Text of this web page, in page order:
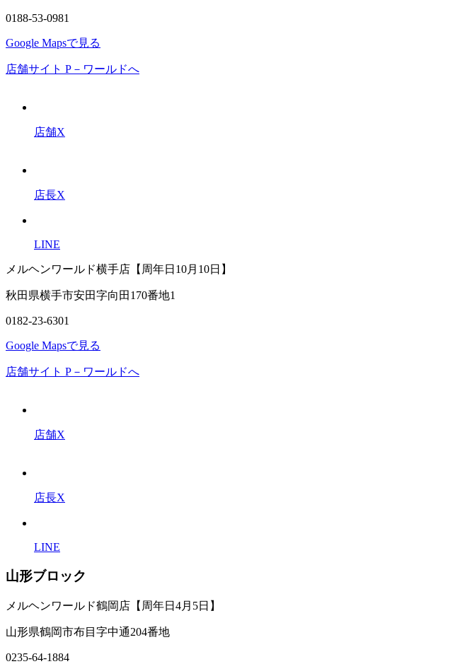
0188-53-0981
Google Mapsで見る
店舗サイト P－ワールドへ
店舗X
店長X
LINE
メルヘンワールド横手店【周年日10月10日】
秋田県横手市安田字向田170番地1
0182-23-6301
Google Mapsで見る
店舗サイト P－ワールドへ
店舗X
店長X
LINE
山形ブロック
メルヘンワールド鶴岡店【周年日4月5日】
山形県鶴岡市布目字中通204番地
0235-64-1884